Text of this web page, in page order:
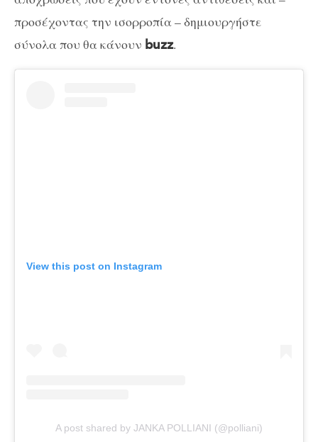
προσέχοντας την ισορροπία – δημιουργήστε
σύνολα που θα κάνουν buzz.
View this post on Instagram
A post shared by JANKA POLLIANI (@polliani)